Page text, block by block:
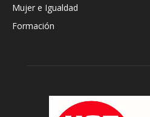
Mujer e Igualdad
Formación